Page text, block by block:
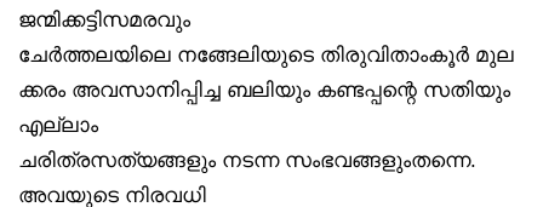
ജന്മിക്കട്ടിസമരവും
ചേർത്തലയിലെ നങ്ങേലിയുടെ തിരുവിതാംകൂർ മുല
ക്കരം അവസാനിപ്പിച്ച ബലിയും കണ്ടപ്പന്റെ സതിയും
എല്ലാം
ചരിത്രസത്യങ്ങളും നടന്ന സംഭവങ്ങളുംതന്നെ.
അവയുടെ നിരവധി